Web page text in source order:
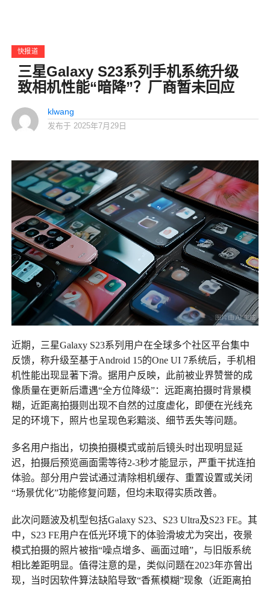
快报道
三星Galaxy S23系列手机系统升级
致相机性能“暗降”？厂商暂未回应
klwang
发布于 2025年7月29日
近期，三星Galaxy S23系列用户在全球多个社区平台集中
反馈，称升级至基于Android 15的One UI 7系统后，手机相
机性能出现显著下滑。据用户反映，此前被业界赞誉的成
像质量在更新后遭遇“全方位降级”：远距离拍摄时背景模
糊，近距离拍摄则出现不自然的过度虚化，即便在光线充
足的环境下，照片也呈现色彩黯淡、细节丢失等问题。
多名用户指出，切换拍摄模式或前后镜头时出现明显延
迟，拍摄后预览画面需等待2-3秒才能显示，严重干扰连拍
体验。部分用户尝试通过清除相机缓存、重置设置或关闭
“场景优化”功能修复问题，但均未取得实质改善。
此次问题波及机型包括Galaxy S23、S23 Ultra及S23 FE。其
中，S23 FE用户在低光环境下的体验滑坡尤为突出，夜景
模式拍摄的照片被指“噪点增多、画面过暗”，与旧版系统
相比差距明显。值得注意的是，类似问题在2023年亦曾出
现，当时因软件算法缺陷导致“香蕉模糊”现象（近距离拍